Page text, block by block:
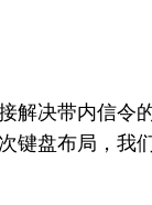
决带内信令
键盘布局，我